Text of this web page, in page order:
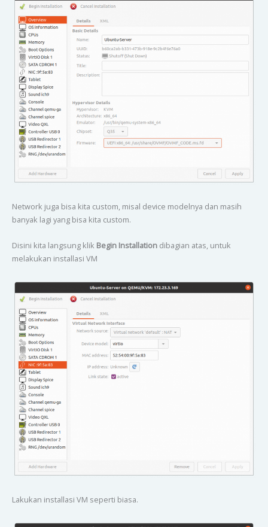
Network juga bisa kita custom, misal device modelnya dan masih
banyak lagi yang bisa kita custom.
Disini kita langsung klik Begin Installationdibagian atas, untuk
melakukan installasi VM
Lakukan installasi VM seperti biasa.